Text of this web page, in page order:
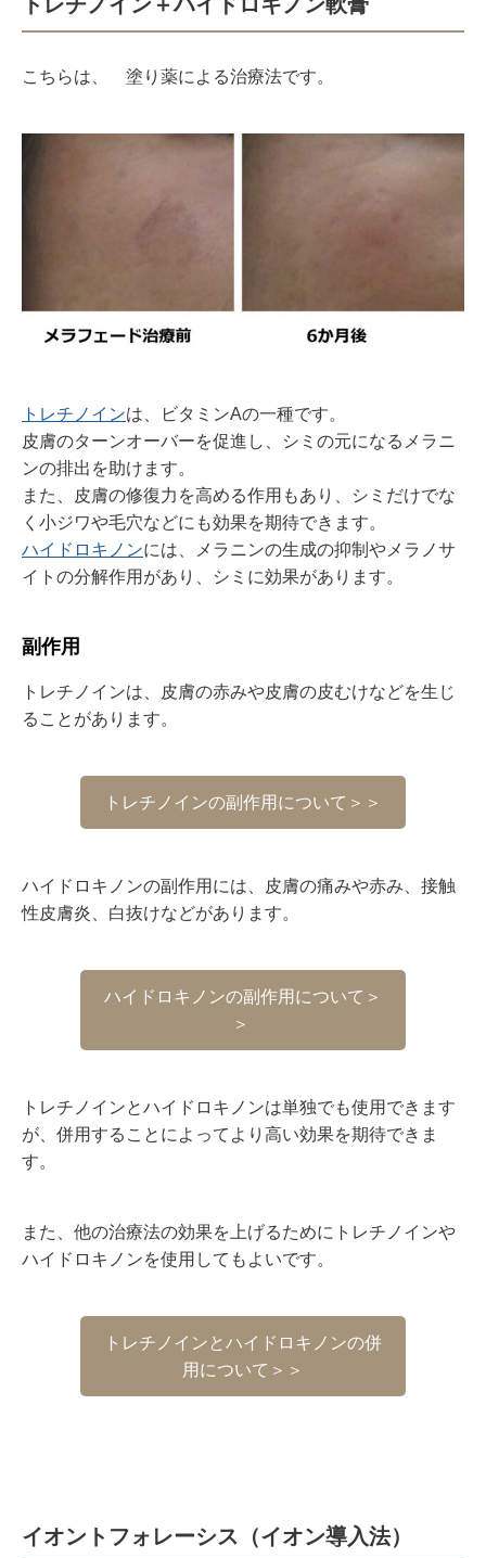
こちらは、 塗り薬による治療法です。
トレチノインは、ビタミンAの一種です。
皮膚のターンオーバーを促進し、シミの元になるメラニ
ンの排出を助けます。
また、皮膚の修復力を高める作用もあり、シミだけでな
く小ジワや毛穴などにも効果を期待できます。
ハイドロキノンには、メラニンの生成の抑制やメラノサ
イトの分解作用があり、シミに効果があります。
副作用
トレチノインは、皮膚の赤みや皮膚の皮むけなどを生じ
ることがあります。
トレチノインの副作用について＞＞
ハイドロキノンの副作用には、皮膚の痛みや赤み、接触
性皮膚炎、白抜けなどがあります。
ハイドロキノンの副作用について＞
＞
トレチノインとハイドロキノンは単独でも使用できます
が、併用することによってより高い効果を期待できま
す。
また、他の治療法の効果を上げるためにトレチノインや
ハイドロキノンを使用してもよいです。
トレチノインとハイドロキノンの併
用について＞＞
イオントフォレーシス（イオン導入法）